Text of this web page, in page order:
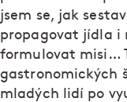
jsem se, jak
propagovat jídla i
formulovat misi…
gastronomických
mladých lidí po